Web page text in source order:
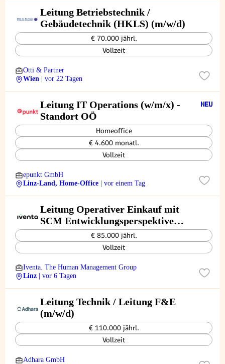
Leitung Betriebstechnik /
Gebäudetechnik (HKLS) (m/w/d)
€ 70.000 jährl.
Vollzeit
Otti & Partner
Wien
| vor 22 Tagen
Leitung IT Operations (w/m/x) -
Standort OÖ
Homeoffice
€ 4.600 monatl.
Vollzeit
epunkt GmbH
Linz-Land, Home-Office
| vor einem Tag
Leitung Operativer Einkauf mit
SCM Entwicklungsperspektive
(m/w/d)
€ 85.000 jährl.
Vollzeit
Iventa. The Human Management Group
Linz
| vor 6 Tagen
Leitung Technik / Leitung F&E
(m/w/d)
€ 110.000 jährl.
Vollzeit
Adhara GmbH